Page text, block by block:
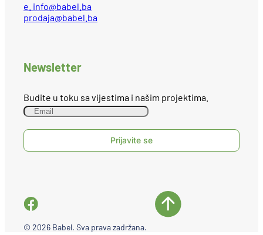
e. info@babel.ba
prodaja@babel.ba
Newsletter
Budite u toku sa vijestima i našim projektima.
© 2026 Babel. Sva prava zadržana.